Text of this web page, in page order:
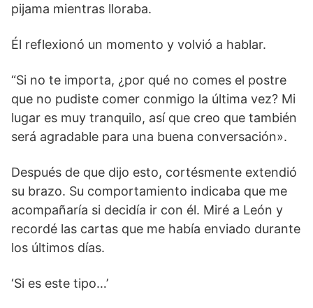
pijama mientras lloraba.
Él reflexionó un momento y volvió a hablar.
“Si no te importa, ¿por qué no comes el postre
que no pudiste comer conmigo la última vez? Mi
lugar es muy tranquilo, así que creo que también
será agradable para una buena conversación».
Después de que dijo esto, cortésmente extendió
su brazo. Su comportamiento indicaba que me
acompañaría si decidía ir con él. Miré a León y
recordé las cartas que me había enviado durante
los últimos días.
‘Si es este tipo…’